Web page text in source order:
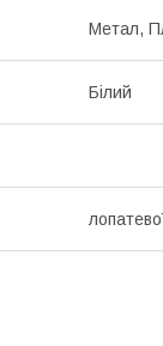
Метал,
Білий